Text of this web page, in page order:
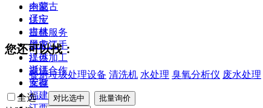
内蒙古
辽宁
吉林
黑龙江
江苏
浙江
安徽
福建
全部
供应
提供服务
供应二手
提供加工
提供合作
库存
您还可以找：
餐厨垃圾处理设备 清洗机 水处理 臭氧分析仪 废水处理
全选